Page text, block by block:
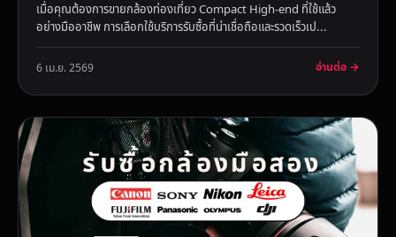
เมื่อคุณต้องการขายกล้องท่องเที่ยว Compact High-end ที่ใช้แล้ว
อย่างมืออาชีพ การเลือกใช้บริการรับซื้อที่น่าเชื่อถือและรวดเร็วเป...
6 เม.ย. 2569 อ่านต่อ →